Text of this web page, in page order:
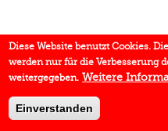
Diese Website benutzt Cookies.
werden nur für die Verbesserung
weitergegeben. Weitere
Einverstanden